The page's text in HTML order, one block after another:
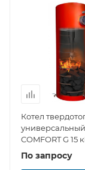
Котел
универсальный
COMFORT G 15
По запросу